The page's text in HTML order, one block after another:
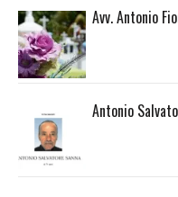
Avv. Antonio
Antonio